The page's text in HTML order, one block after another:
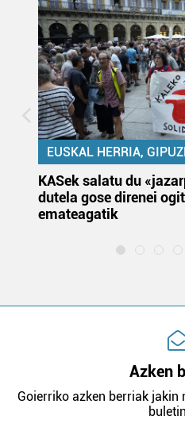
EUSKAL HERRIA,
KASek salatu du
dutela gose direnei
emateagatik
Azken
Goierriko azken berriak